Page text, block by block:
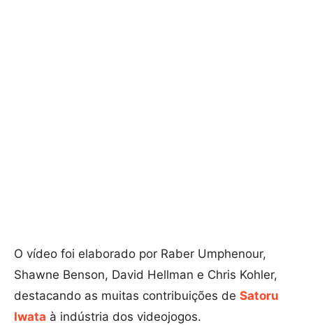
O vídeo foi elaborado por Raber Umphenour,
Shawne Benson, David Hellman e Chris Kohler,
destacando as muitas contribuições de Satoru
Iwata à indústria dos videojogos.